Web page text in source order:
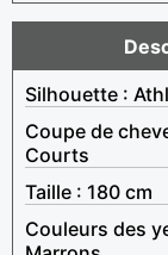
Silhouette :
Coupe de
Courts
Taille : 180 cm
Couleurs des